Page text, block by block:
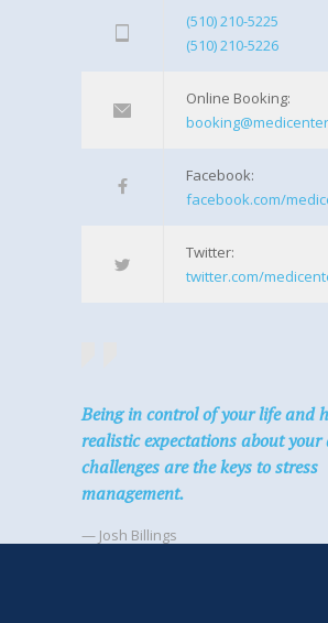
(510) 210-5225
(510) 210-5226
Online Booking:
Facebook:
facebook.com/
Twitter:
twitter.com/
Being in control of your life and
realistic expectations about
challenges are the keys to stress
management.
— Josh Billings